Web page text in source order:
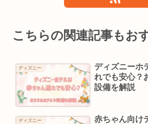
こちらの関連記事もお
ディズニー
ディズニーホ
れでも安心？
設備を解説
ディズニー
赤ちゃん向け